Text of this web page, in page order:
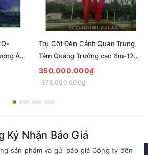
Ánh
Trụ Cột Đèn Cảnh Quan Trung
Tâm Quảng Trường cao 8m-12m
ZCQ-HH1001 ZALAA Fortune
Tree Series
350.000.000₫
375.000.000₫
Ký Nhận Báo Giá
sản phẩm và gửi báo giá Công ty đến